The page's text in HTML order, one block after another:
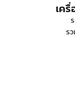
เค
ร